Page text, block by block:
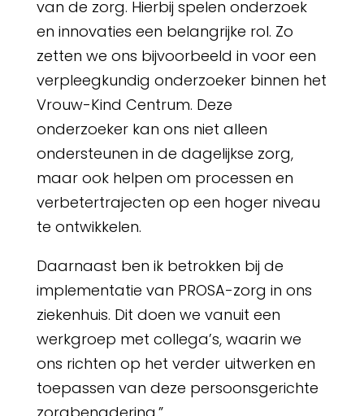
van de zorg. Hierbij spelen onderzoek
en innovaties een belangrijke rol. Zo
zetten we ons bijvoorbeeld in voor een
verpleegkundig onderzoeker binnen het
Vrouw-Kind Centrum. Deze
onderzoeker kan ons niet alleen
ondersteunen in de dagelijkse zorg,
maar ook helpen om processen en
verbetertrajecten op een hoger niveau
te ontwikkelen.
Daarnaast ben ik betrokken bij de
implementatie van PROSA-zorg in ons
ziekenhuis. Dit doen we vanuit een
werkgroep met collega’s, waarin we
ons richten op het verder uitwerken en
toepassen van deze persoonsgerichte